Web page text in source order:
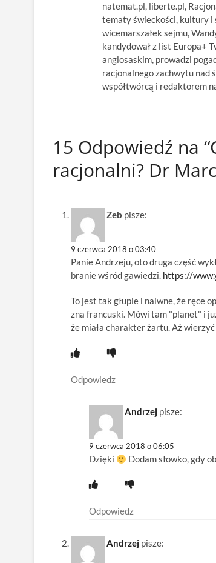
natemat.pl, liberte.pl,
tematy świeckości, kultury i
wicemarszałek sejmu,
kandydował z list Europa+
anglosaskim, prowadzi
racjonalnego zachwytu nad
współtwórcą i redaktorem
15 Odpowiedź na
racjonalni? Dr
Zeb pisze:
9 czerwca 2018 o 03:40
Panie Andrzeju, oto druga część
branie wśród gawiedzi. https://
To jest tak głupie i naiwne, że ręce
zna francuski. Mówi tam "planet" i
że miała charakter żartu. Aż
Odpowiedz
Andrzej pisze:
9 czerwca 2018 o 06:05
Dzięki Dodam słowko, gdy
Odpowiedz
Andrzej pisze: